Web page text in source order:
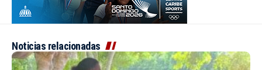
Noticias relacionadas